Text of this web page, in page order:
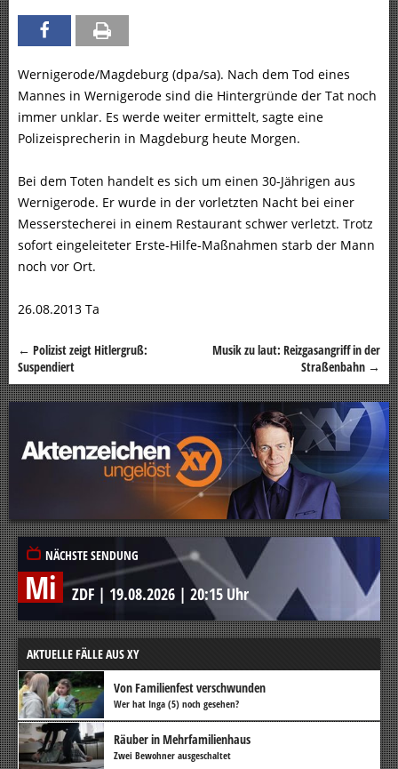
Wernigerode/Magdeburg (dpa/sa). Nach dem Tod eines
Mannes in Wernigerode sind die Hintergründe der Tat noch
immer unklar. Es werde weiter ermittelt, sagte eine
Polizeisprecherin in Magdeburg heute Morgen.
Bei dem Toten handelt es sich um einen 30-Jährigen aus
Wernigerode. Er wurde in der vorletzten Nacht bei einer
Messerstecherei in einem Restaurant schwer verletzt. Trotz
sofort eingeleiteter Erste-Hilfe-Maßnahmen starb der Mann
noch vor Ort.
26.08.2013 Ta
Beitragsnavigation
← Polizist zeigt Hitlergruß:
Suspendiert
Musik zu laut: Reizgasangriff in der
Straßenbahn →
NÄCHSTE SENDUNG
Mi ZDF | 19.08.2026 | 20:15 Uhr
AKTUELLE FÄLLE AUS XY
Von Familienfest verschwunden
Wer hat Inga (5) noch gesehen?
Räuber in Mehrfamilienhaus
Zwei Bewohner ausgeschaltet